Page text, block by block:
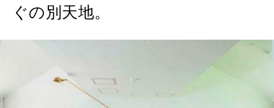
2026年9月号「北海道 おいしく遊ぶ、夏のご褒美旅。」
2026年6月号「大銀座 トレンドが生まれる 新しい一流店へ。」
ぐの別天地。